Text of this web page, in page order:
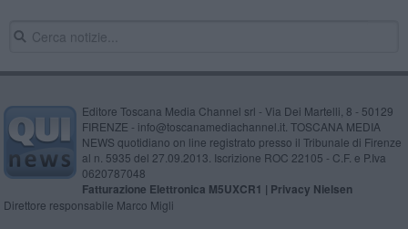
Editore Toscana Media Channel srl - Via Dei Martelli, 8 - 50129
FIRENZE - info@toscanamediachannel.it. TOSCANA MEDIA
NEWS quotidiano on line registrato presso il Tribunale di Firenze
al n. 5935 del 27.09.2013. Iscrizione ROC 22105 - C.F. e P.Iva
0620787048
Fatturazione Elettronica M5UXCR1 | Privacy Nielsen
Direttore responsabile Marco Migli